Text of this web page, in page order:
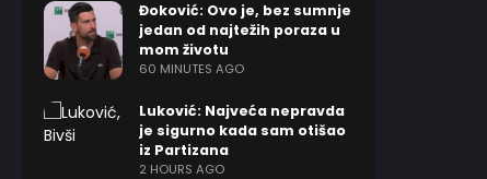
Đoković: Ovo je, bez sumnje
jedan od najtežih poraza u
mom životu
60 MINUTES AGO
Luković: Najveća nepravda
je sigurno kada sam otišao
iz Partizana
2 HOURS AGO